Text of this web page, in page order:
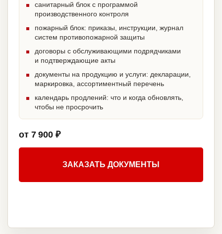
санитарный блок с программой
производственного контроля
пожарный блок: приказы, инструкции, журнал
систем противопожарной защиты
договоры с обслуживающими подрядчиками
и подтверждающие акты
документы на продукцию и услуги: декларации,
маркировка, ассортиментный перечень
календарь продлений: что и когда обновлять,
чтобы не просрочить
от 7 900 ₽
ЗАКАЗАТЬ ДОКУМЕНТЫ